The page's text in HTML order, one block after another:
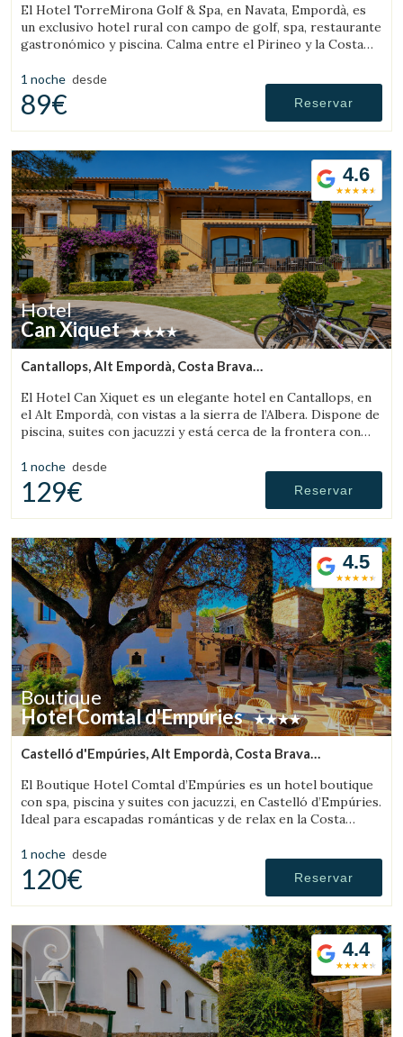
El Hotel TorreMirona Golf & Spa, en Navata, Empordà, es
un exclusivo hotel rural con campo de golf, spa, restaurante
gastronómico y piscina. Calma entre el Pirineo y la Costa
1 noche desde
89€ Reservar
4.6
Hotel
Can Xiquet
Cantallops, Alt Empordà, Costa Brava
El Hotel Can Xiquet es un elegante hotel en Cantallops, en
el Alt Empordà, con vistas a la sierra de l’Albera. Dispone de
piscina, suites con jacuzzi y está cerca de la frontera con
1 noche desde
129€ Reservar
4.5
Boutique
Hotel Comtal d'Empúries
Castelló d'Empúries, Alt Empordà, Costa Brava
El Boutique Hotel Comtal d’Empúries es un hotel boutique
con spa, piscina y suites con jacuzzi, en Castelló d’Empúries.
Ideal para escapadas románticas y de relax en la Costa
1 noche desde
120€ Reservar
4.4